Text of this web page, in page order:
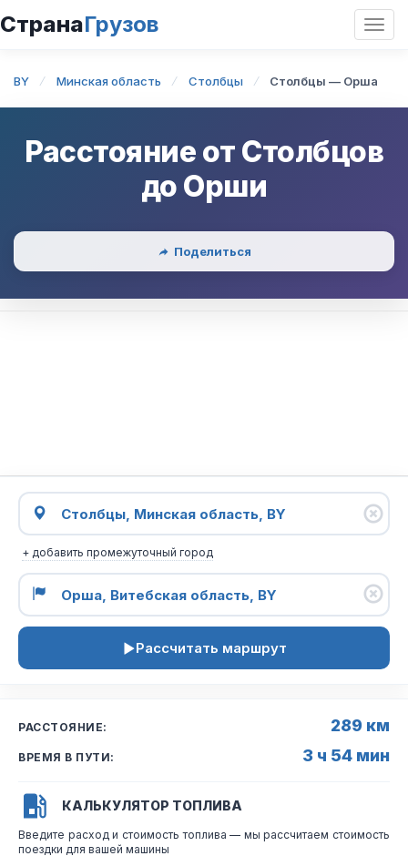
СтранаГрузов
BY Минская область Столбцы Столбцы — Орша
Расстояние от Столбцов
до Орши
Поделиться
+ добавить промежуточный город
Рассчитать маршрут
РАССТОЯНИЕ: 289 км
ВРЕМЯ В ПУТИ: 3 ч 54 мин
КАЛЬКУЛЯТОР ТОПЛИВА
Введите расход и стоимость топлива — мы рассчитаем стоимость
поездки для вашей машины